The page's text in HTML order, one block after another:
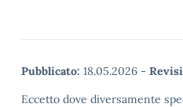
Pubblicato: 18.05.2026 -
Eccetto dove diversamente